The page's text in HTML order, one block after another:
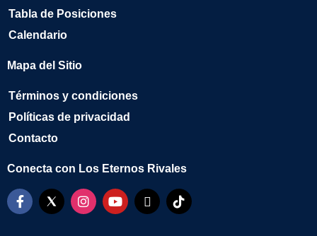
Tabla de Posiciones
Calendario
Mapa del Sitio
Términos y condiciones
Políticas de privacidad
Contacto
Conecta con Los Eternos Rivales